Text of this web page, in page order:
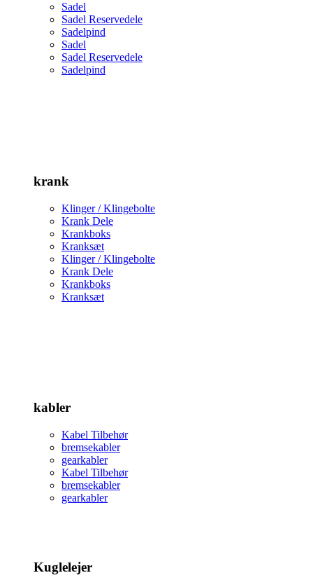
Sadel
Sadel Reservedele
Sadelpind
Sadel
Sadel Reservedele
Sadelpind
krank
Klinger / Klingebolte
Krank Dele
Krankboks
Kranksæt
Klinger / Klingebolte
Krank Dele
Krankboks
Kranksæt
kabler
Kabel Tilbehør
bremsekabler
gearkabler
Kabel Tilbehør
bremsekabler
gearkabler
Kuglelejer